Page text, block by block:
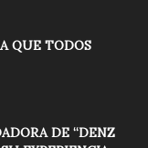
QUE TODOS
DE “DENZ